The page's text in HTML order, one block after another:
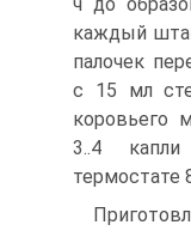
каждый
палочек
с 15 мл
коровьего
3..4
термостате